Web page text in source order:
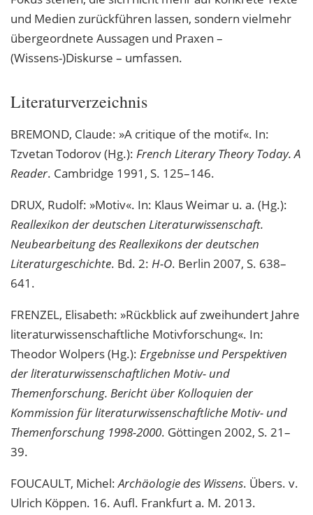
und Medien zurückführen lassen, sondern vielmehr
übergeordnete Aussagen und Praxen –
(Wissens-)Diskurse – umfassen.
Literaturverzeichnis
BREMOND, Claude: »A critique of the motif«. In:
Tzvetan Todorov (Hg.): French Literary Theory Today. A
Reader. Cambridge 1991, S. 125–146.
DRUX, Rudolf: »Motiv«. In: Klaus Weimar u. a. (Hg.):
Reallexikon der deutschen Literaturwissenschaft.
Neubearbeitung des Reallexikons der deutschen
Literaturgeschichte. Bd. 2: H-O. Berlin 2007, S. 638–
641.
FRENZEL, Elisabeth: »Rückblick auf zweihundert Jahre
literaturwissenschaftliche Motivforschung«. In:
Theodor Wolpers (Hg.): Ergebnisse und Perspektiven
der literaturwissenschaftlichen Motiv- und
Themenforschung. Bericht über Kolloquien der
Kommission für literaturwissenschaftliche Motiv- und
Themenforschung 1998-2000. Göttingen 2002, S. 21–
39.
FOUCAULT, Michel:Archäologie des Wissens. Übers. v.
Ulrich Köppen. 16. Aufl. Frankfurt a. M. 2013.